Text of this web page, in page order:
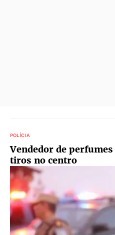
POLÍCIA
Vendedor de perfumes
tiros no centro